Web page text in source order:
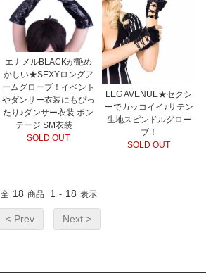
エナメルBLACKが艶め
かしい★SEXYロングア
ームグローブ！イベント
やダンサー衣装にもぴっ
たり♪ダンサー衣装 ボン
テージ SM衣装
SOLD OUT
LEG AVENUE★セクシ
ーでカッコイイ♪サテン
生地スピンドルグロー
ブ！
SOLD OUT
全 18 商品 1 - 18 表示
< Prev Next >